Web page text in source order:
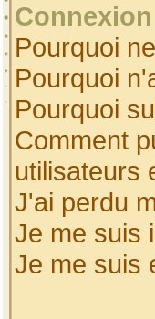
Pourquoi
Pourquoi
Pourquoi
Comment
utilisateurs
J'ai perdu
Je me suis
Je me suis